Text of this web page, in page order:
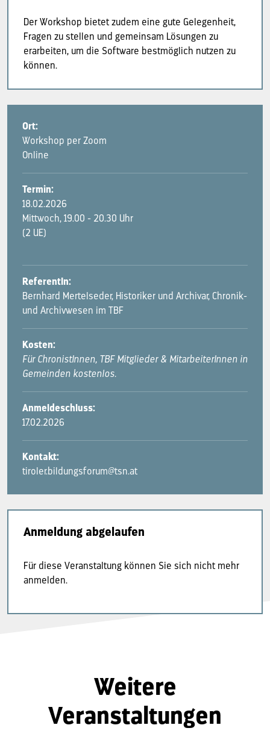
Der Workshop bietet zudem eine gute Gelegenheit,
Fragen zu stellen und gemeinsam Lösungen zu
erarbeiten, um die Software bestmöglich nutzen zu
können.
Ort:
Workshop per Zoom
Online
Termin:
18.02.2026
Mittwoch, 19.00 - 20.30 Uhr
(2 UE)
ReferentIn:
Bernhard Mertelseder, Historiker und Archivar, Chronik-
und Archivwesen im TBF
Kosten:
Für ChronistInnen, TBF Mitglieder & MitarbeiterInnen in
Gemeinden kostenlos.
Anmeldeschluss:
17.02.2026
Kontakt:
tiroler.bildungsforum@tsn.at
Anmeldung abgelaufen
Für diese Veranstaltung können Sie sich nicht mehr
anmelden.
Weitere
Veranstaltungen